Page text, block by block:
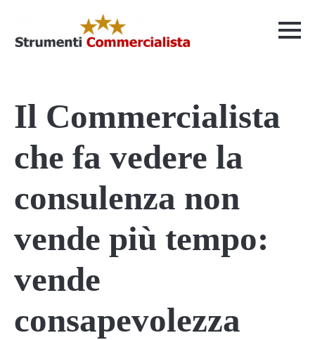
Il Commercialista
che fa vedere la
consulenza non
vende più tempo:
vende
consapevolezza